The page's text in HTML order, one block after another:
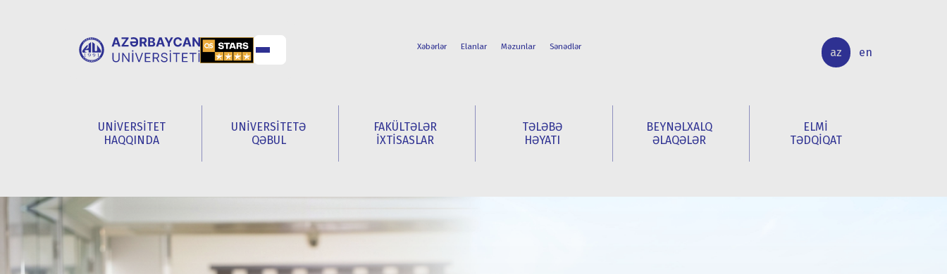
Xəbərlər Elanlar Məzunlar Sənədlər az en
UNİVERSİTET
HAQQINDA
UNİVERSİTETƏ
QƏBUL
FAKÜLTƏLƏR
İXTİSASLAR
TƏLƏBƏ
HƏYATI
BEYNƏLXALQ
ƏLAQƏLƏR
ELMİ
TƏDQİQAT